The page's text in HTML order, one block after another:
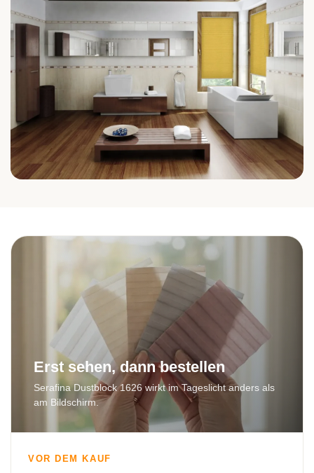
Erst sehen, dann bestellen
Serafina Dustblock 1626 wirkt im Tageslicht anders als
am Bildschirm.
VOR DEM KAUF